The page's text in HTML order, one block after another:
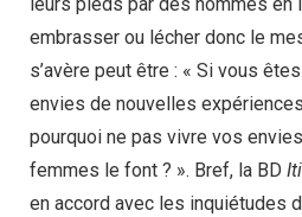
embrasser ou lécher donc le
s’avère peut être : « Si vous
envies de nouvelles
pourquoi ne pas vivre vos
femmes le font ? ». Bref, la BD
en accord avec les inquiétudes